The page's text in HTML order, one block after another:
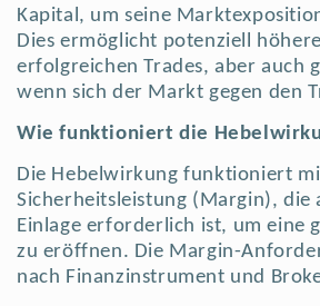
Kapital, um seine
Dies ermöglicht potenziell
erfolgreichen Trades, aber auch
wenn sich der Markt gegen den
Wie funktioniert die
Die Hebelwirkung funktioniert
Sicherheitsleistung (Margin), die
Einlage erforderlich ist, um eine
zu eröffnen. Die Margin-
nach Finanzinstrument und